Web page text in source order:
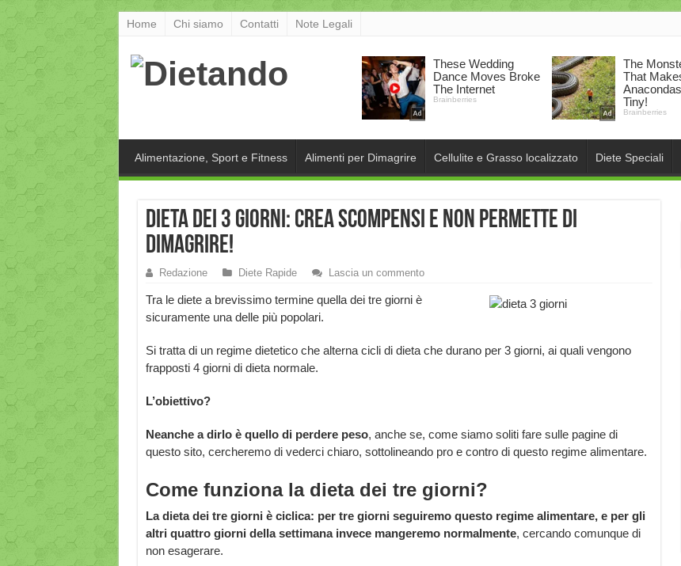
Home Chi siamo Contatti Note Legali
Alimentazione, Sport e Fitness Alimenti per Dimagrire Cellulite e Grasso localizzato Diete Speciali
Dieta dei 3 giorni: crea Scompensi e NON permette di
dimagrire!
Redazione Diete Rapide Lascia un commento
Tra le diete a brevissimo termine quella dei tre giorni è
sicuramente una delle più popolari.
Si tratta di un regime dietetico che alterna cicli di dieta che durano per 3 giorni, ai quali vengono
frapposti 4 giorni di dieta normale.
L’obiettivo?
Neanche a dirlo è quello di perdere peso, anche se, come siamo soliti fare sulle pagine di
questo sito, cercheremo di vederci chiaro, sottolineando pro e contro di questo regime alimentare.
Come funziona la dieta dei tre giorni?
La dieta dei tre giorni è ciclica: per tre giorni seguiremo questo regime alimentare, e per gli
altri quattro giorni della settimana invece mangeremo normalmente, cercando comunque di
non esagerare.